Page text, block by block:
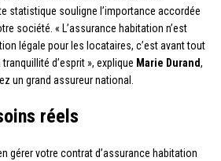
statistique souligne l’importance accordée
société. « L’assurance habitation n’est
légale pour les locataires, c’est avant tout
d’esprit », explique Marie Durand,
un grand assureur national.
réels
gérer votre contrat d’assurance habitation